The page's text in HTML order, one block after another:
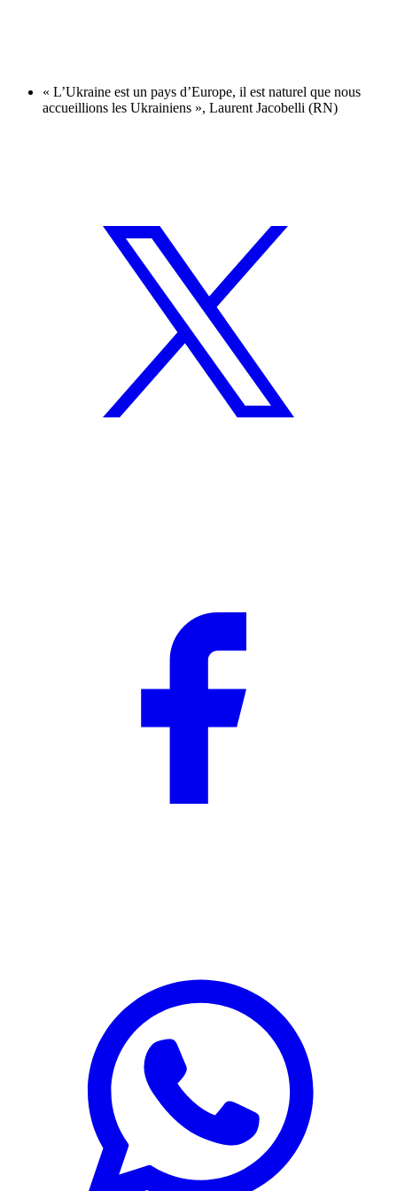
« L’Ukraine est un pays d’Europe, il est naturel que nous
accueillions les Ukrainiens », Laurent Jacobelli (RN)